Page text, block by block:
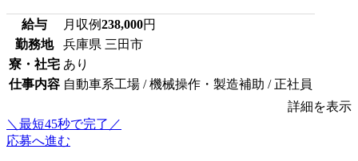
給与 月収例238,000円
勤務地
兵庫県 三田市
寮・社宅 あり
仕事内容 自動車系工場 / 機械操作・製造補助 / 正社員
詳細を表示
＼最短45秒で完了／
応募へ進む